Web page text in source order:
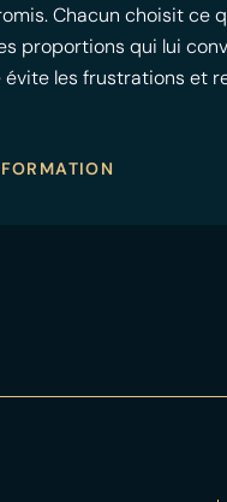
Chacun choisit ce
proportions qui lui
évite les frustrations et